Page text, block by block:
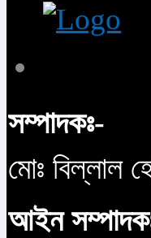
সম্পাদকঃ-
মোঃ বিল্লাল
আইন